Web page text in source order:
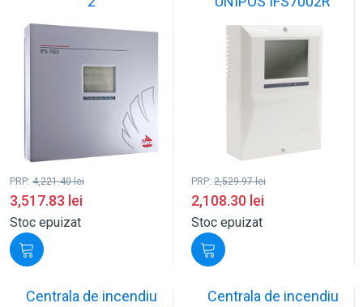
PRP: 4,221.40lei
3,517.83 lei
Stoc epuizat
PRP: 2,529.97lei
2,108.30 lei
Stoc epuizat
Centrala de incendiu
Centrala de incendiu